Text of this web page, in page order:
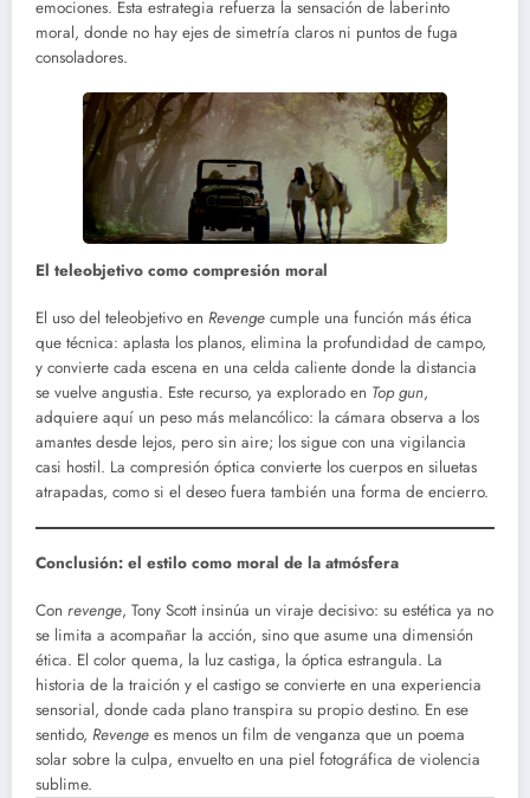
emociones. Esta estrategia refuerza la sensación de laberinto
moral, donde no hay ejes de simetría claros ni puntos de fuga
consoladores.
El teleobjetivo como compresión moral
El uso del teleobjetivo en Revenge cumple una función más ética
que técnica: aplasta los planos, elimina la profundidad de campo,
y convierte cada escena en una celda caliente donde la distancia
se vuelve angustia. Este recurso, ya explorado en Top gun,
adquiere aquí un peso más melancólico: la cámara observa a los
amantes desde lejos, pero sin aire; los sigue con una vigilancia
casi hostil. La compresión óptica convierte los cuerpos en siluetas
atrapadas, como si el deseo fuera también una forma de encierro.
Conclusión: el estilo como moral de la atmósfera
Con revenge, Tony Scott insinúa un viraje decisivo: su estética ya no
se limita a acompañar la acción, sino que asume una dimensión
ética. El color quema, la luz castiga, la óptica estrangula. La
historia de la traición y el castigo se convierte en una experiencia
sensorial, donde cada plano transpira su propio destino. En ese
sentido, Revenge es menos un film de venganza que un poema
solar sobre la culpa, envuelto en una piel fotográfica de violencia
sublime.